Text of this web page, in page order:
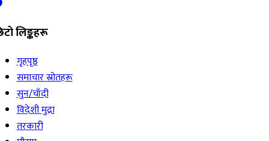
लिङ्कहरू
गृहपृष्ठ
समाचार स्रोतहरू
सुन/चाँदी
विदेशी मुद्रा
तरकारी